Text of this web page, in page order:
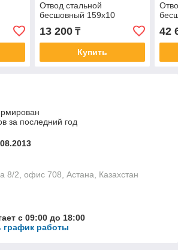
Отвод стальной
бесшовный 159х10
13 200₸
Купить
42
за последний год
8/2, офис 708, Астана, Казахстан
с 09:00 до 18:00
график работы